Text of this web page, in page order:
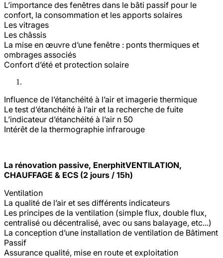
L’importance des fenêtres dans le bâti passif pour le
confort, la consommation et les apports solaires
Les vitrages
Les châssis
La mise en œuvre d’une fenêtre : ponts thermiques et
ombrages associés
Confort d’été et protection solaire
Influence de l’étanchéité à l’air et imagerie thermique
Le test d’étanchéité à l’air et la recherche de fuite
L’indicateur d’étanchéité à l’air n 50
Intérêt de la thermographie infrarouge
La rénovation passive, EnerphitVENTILATION,
CHAUFFAGE & ECS (2 jours / 15h)
Ventilation
La qualité de l’air et ses différents indicateurs
Les principes de la ventilation (simple flux, double flux,
centralisé ou décentralisé, avec ou sans balayage, etc...)
La conception d’une installation de ventilation de Bâtiment
Passif
Assurance qualité, mise en route et exploitation